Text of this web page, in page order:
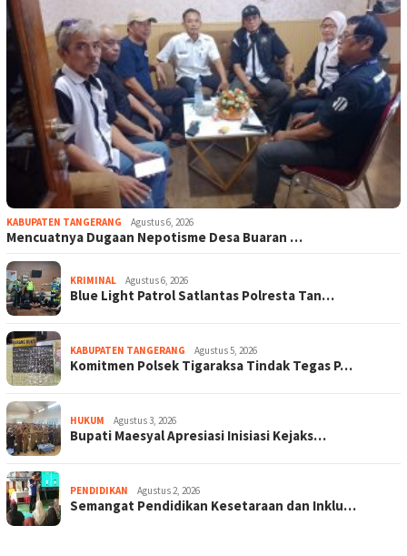
KABUPATEN TANGERANG Agustus 6, 2026
Mencuatnya Dugaan Nepotisme Desa Buaran …
KRIMINAL Agustus 6, 2026
Blue Light Patrol Satlantas Polresta Tan…
KABUPATEN TANGERANG Agustus 5, 2026
Komitmen Polsek Tigaraksa Tindak Tegas P…
HUKUM Agustus 3, 2026
Bupati Maesyal Apresiasi Inisiasi Kejaks…
PENDIDIKAN Agustus 2, 2026
Semangat Pendidikan Kesetaraan dan Inklu…